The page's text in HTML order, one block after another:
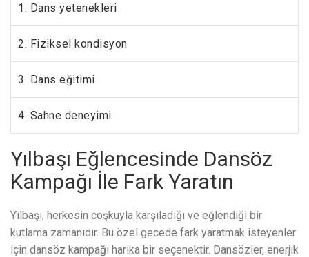
1. Dans yetenekleri
2. Fiziksel kondisyon
3. Dans eğitimi
4. Sahne deneyimi
Yılbaşı Eğlencesinde Dansöz
Kampağı İle Fark Yaratın
Yılbaşı, herkesin coşkuyla karşıladığı ve eğlendiği bir
kutlama zamanıdır. Bu özel gecede fark yaratmak isteyenler
için dansöz kampağı harika bir seçenektir. Dansözler, enerjik